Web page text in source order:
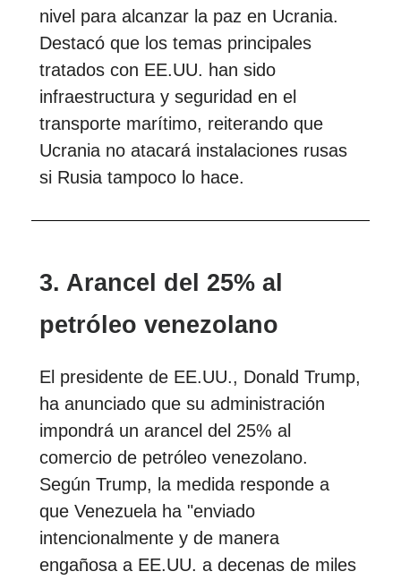
nivel para alcanzar la paz en Ucrania.
Destacó que los temas principales
tratados con EE.UU. han sido
infraestructura y seguridad en el
transporte marítimo, reiterando que
Ucrania no atacará instalaciones rusas
si Rusia tampoco lo hace.
3. Arancel del 25% al
petróleo venezolano
El presidente de EE.UU., Donald Trump,
ha anunciado que su administración
impondrá un arancel del 25% al
comercio de petróleo venezolano.
Según Trump, la medida responde a
que Venezuela ha "enviado
intencionalmente y de manera
engañosa a EE.UU. a decenas de miles